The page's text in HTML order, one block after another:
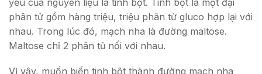
yếu của nguyên liệu là tinh bột. Tinh bột là một đại
phân tử gồm hàng triệu, triệu phân tử gluco hợp lại với
nhau. Trong lúc đó, mạch nha là đường maltose.
Maltose chỉ 2 phân tủ nối với nhau.
Vì vậy, muốn biến tinh bột thành đường mạch nha